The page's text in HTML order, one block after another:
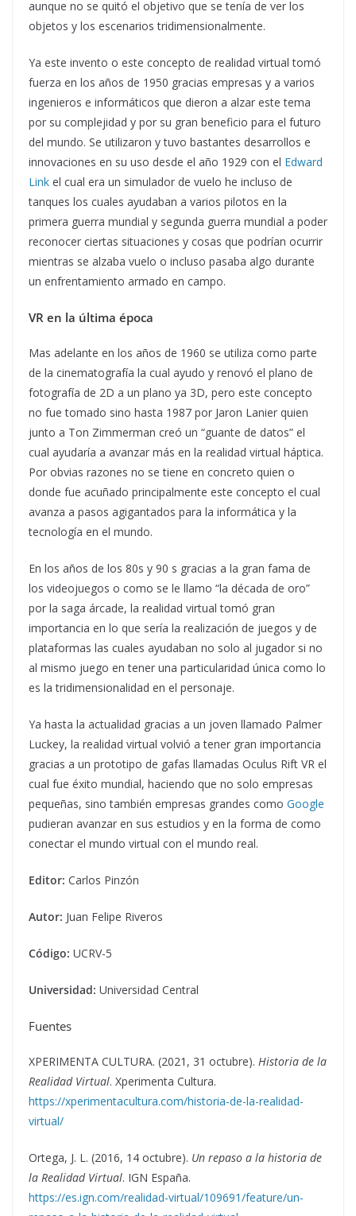
aunque no se quitó el objetivo que se tenía de ver los
objetos y los escenarios tridimensionalmente.
Ya este invento o este concepto de realidad virtual tomó
fuerza en los años de 1950 gracias empresas y a varios
ingenieros e informáticos que dieron a alzar este tema
por su complejidad y por su gran beneficio para el futuro
del mundo. Se utilizaron y tuvo bastantes desarrollos e
innovaciones en su uso desde el año 1929 con el Edward
Link el cual era un simulador de vuelo he incluso de
tanques los cuales ayudaban a varios pilotos en la
primera guerra mundial y segunda guerra mundial a poder
reconocer ciertas situaciones y cosas que podrían ocurrir
mientras se alzaba vuelo o incluso pasaba algo durante
un enfrentamiento armado en campo.
VR en la última época
Mas adelante en los años de 1960 se utiliza como parte
de la cinematografía la cual ayudo y renovó el plano de
fotografía de 2D a un plano ya 3D, pero este concepto
no fue tomado sino hasta 1987 por Jaron Lanier quien
junto a Ton Zimmerman creó un “guante de datos” el
cual ayudaría a avanzar más en la realidad virtual háptica.
Por obvias razones no se tiene en concreto quien o
donde fue acuñado principalmente este concepto el cual
avanza a pasos agigantados para la informática y la
tecnología en el mundo.
En los años de los 80s y 90 s gracias a la gran fama de
los videojuegos o como se le llamo “la década de oro”
por la saga árcade, la realidad virtual tomó gran
importancia en lo que sería la realización de juegos y de
plataformas las cuales ayudaban no solo al jugador si no
al mismo juego en tener una particularidad única como lo
es la tridimensionalidad en el personaje.
Ya hasta la actualidad gracias a un joven llamado Palmer
Luckey, la realidad virtual volvió a tener gran importancia
gracias a un prototipo de gafas llamadas Oculus Rift VR el
cual fue éxito mundial, haciendo que no solo empresas
pequeñas, sino también empresas grandes como Google
pudieran avanzar en sus estudios y en la forma de como
conectar el mundo virtual con el mundo real.
Editor: Carlos Pinzón
Autor: Juan Felipe Riveros
Código: UCRV-5
Universidad: Universidad Central
Fuentes
XPERIMENTA CULTURA. (2021, 31 octubre). Historia de la
Realidad Virtual. Xperimenta Cultura.
https://xperimentacultura.com/historia-de-la-realidad-
virtual/
Ortega, J. L. (2016, 14 octubre). Un repaso a la historia de
la Realidad Virtual. IGN España.
https://es.ign.com/realidad-virtual/109691/feature/un-